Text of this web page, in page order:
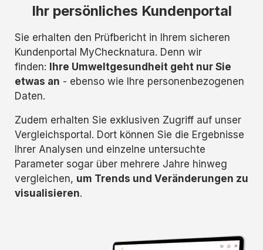
Ihr persönliches Kundenportal
Sie erhalten den Prüfbericht in Ihrem sicheren
Kundenportal MyChecknatura. Denn wir
finden:
Ihre Umweltgesundheit geht nur Sie
etwas an - ebenso wie Ihre personenbezogenen
Daten.
Zudem erhalten Sie exklusiven Zugriff auf unser
Vergleichsportal. Dort können Sie die Ergebnisse
Ihrer Analysen und einzelne untersuchte
Parameter sogar über mehrere Jahre hinweg
vergleichen, um Trends und Veränderungen zu
visualisieren.